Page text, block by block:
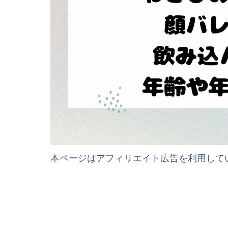
本ページはアフィリエイト広告を利用して